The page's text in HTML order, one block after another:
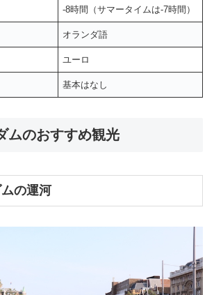
-8時間（サマータイムは-7時間）
オランダ語
ユーロ
基本はなし
ムのおすすめ観光
の運河